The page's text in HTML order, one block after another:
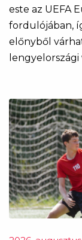
este az UEFA
fordulójában,
előnyből
lengyelországi